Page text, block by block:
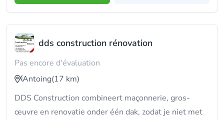
dds construction rénovation
Pas encore d'évaluation
Antoing(17 km)
DDS Construction combineert maçonnerie, gros-
œuvre en renovatie onder één dak, zodat je niet met